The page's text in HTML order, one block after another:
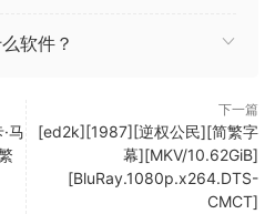
软件？
马
下一篇
[ed2k][1987][逆权公民][简繁字
幕][MKV/10.62GiB]
[BluRay.1080p.x264.DTS-
CMCT]